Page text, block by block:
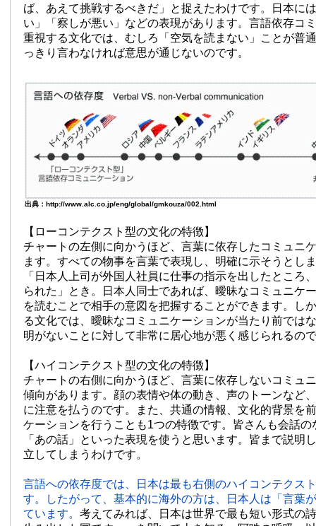
ば、あえて挑戦するべきだ」と捉えたわけです。日本に
い」「察しが悪い」などの表現があります。言語依存コ
重視する文化では、むしろ「空気を読まない」ことが普
っきり言わなければ意思が通じないのです。
出典：http://www.alc.co.jp/eng/global/gmkouza/002.html
【ローコンテクスト型の文化の特徴】
チャートの左側に向かうほど、言葉に依存したコミュニ
ます。すべての物事を言葉で表現し、明確に示そうとし
「日本人上司が外国人社員に仕事の指示を出したところ
られた」とき。日本人同士であれば、曖昧なコミュニケ
を読むことで相手の意図を把握することができます。し
る文化では、曖昧なコミュニケーションが当たり前では
明がないことに対して非常に居心地が悪く感じられるの
【ハイコンテクスト型の文化の特徴】
チャートの右側に向かうほど、言葉に依存しないコミュ
傾向があります。顔の表情や体の動き、声のトーンなど
に注意を払うのです。また、共通の情報、文化的背景を
ケーションを行うことも1つの特徴です。皆さんも会話の
「あの話」といった表現を使うと思います。皆まで説明
立してしまうわけです。
言語への依存度では、日本は最も右側のハイコンテクス
す。したがって、基本的に海外の方は、日本人は「言葉
ています。 考えてみれば、日本は世界で最も短い形式の